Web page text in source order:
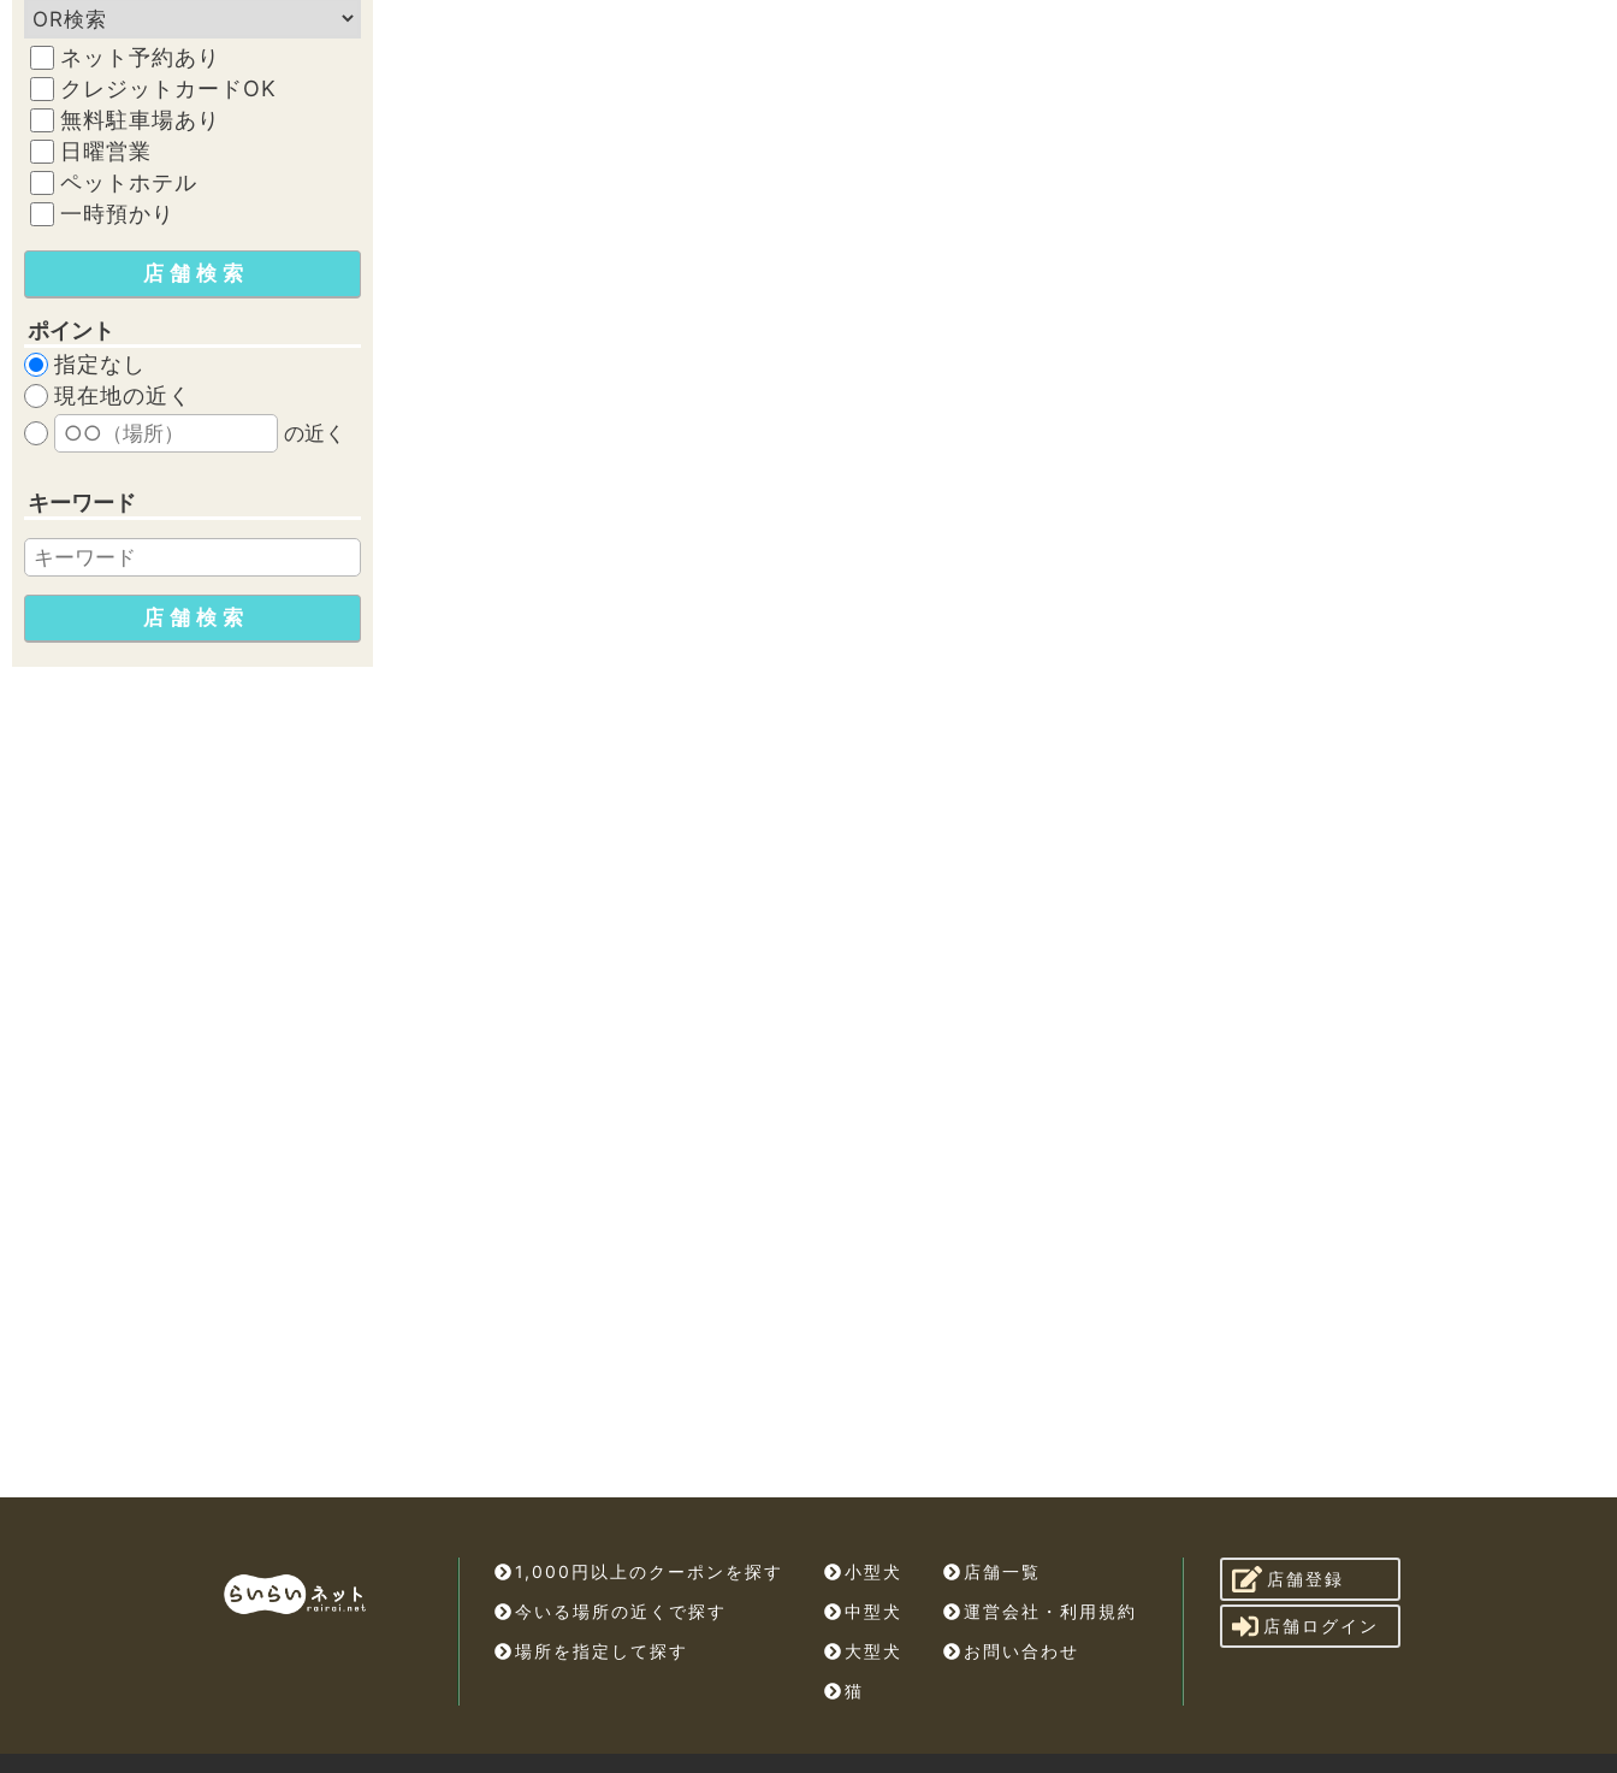
ネット予約あり
クレジットカードOK
無料駐車場あり
日曜営業
ペットホテル
一時預かり
ポイント
指定なし
現在地の近く
の近く
キーワード
1,000円以上のクーポンを探す
今いる場所の近くで探す
場所を指定して探す
小型犬
中型犬
大型犬
猫
店舗一覧
運営会社・利用規約
お問い合わせ
店舗登録
店舗ログイン